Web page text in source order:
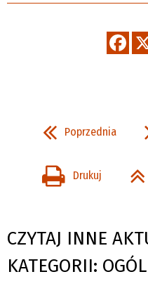
Poprzednia
Drukuj
CZYTAJ INNE
KATEGORII: